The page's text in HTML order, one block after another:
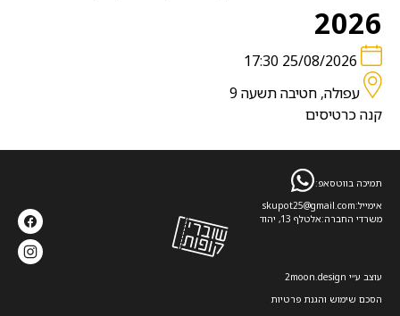
2026
25/08/2026 17:30
עפולה, חטיבה תשעה 9
קנה כרטיסים
תמיכה בווטסאפ:
skupot25@gmail.comאימייל:
אלטלף 13, יהודמשרדי החברה:
עוצב ע׳׳י 2moon.design
הסכם שימוש והגנת פרטיות